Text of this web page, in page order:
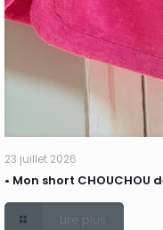
23 juillet 2026
• Mon short
Lire plus